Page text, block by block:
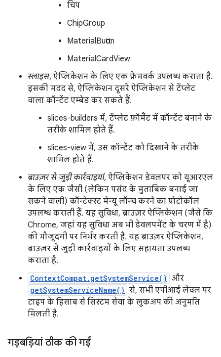
चिप
ChipGroup
MaterialButton
MaterialCardView
स्लाइस, ऐप्लिकेशन के लिए एक फ़्रेमवर्क उपलब्ध कराता है.
इसकी मदद से, ऐप्लिकेशन दूसरे ऐप्लिकेशन से टेंप्लेट
वाला कॉन्टेंट एम्बेड कर सकते हैं.
slices-builders में, टेंप्लेट फ़ॉर्मैट में कॉन्टेंट बनाने के
तरीके शामिल होते हैं.
slices-view में, उस कॉन्टेंट को दिखाने के तरीके
शामिल होते हैं.
ब्राउज़र से जुड़ी कार्रवाइयां, ऐप्लिकेशन डेवलपर को यूआरएल
के लिए एक जैसी (लेकिन पसंद के मुताबिक बनाई जा
सकने वाली) कॉन्टेक्स्ट मेन्यू लॉन्च करने का प्रोटोकॉल
उपलब्ध कराती हैं. यह सुविधा, ब्राउज़र ऐप्लिकेशन (जैसे कि
Chrome, जहां यह सुविधा अब भी डेवलपमेंट के चरण में है)
की मौजूदगी पर निर्भर करती है. यह ब्राउज़र ऐप्लिकेशन,
ब्राउज़र से जुड़ी कार्रवाइयों के लिए सहायता उपलब्ध
कराता है.
ContextCompat.getSystemService() और
getSystemServiceName() से, सभी एपीआई लेवल पर
टाइप के हिसाब से सिस्टम सेवा के लुकअप की अनुमति
मिलती है.
गड़बड़ियां ठीक की गईं